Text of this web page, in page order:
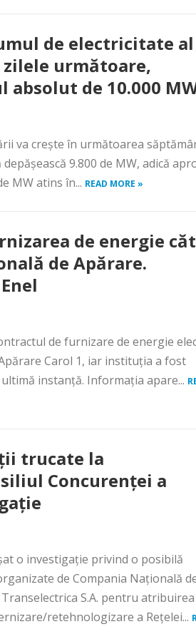
de electricitate al
zilele următoare,
absolut de 10.000
va creşte în următoarea
9.800 de MW, adică
MW atins în... READ MORE »
de energie
de Apărare.
de furnizare de energie
Carol 1, iar instituţia a fost
instanţă. Informaţia apare...
trucate la
Concurenţei a
o investigație privind o posibilă
de Compania Naţională
S.A. pentru atribuirea
retehnologizare a Reţelei...